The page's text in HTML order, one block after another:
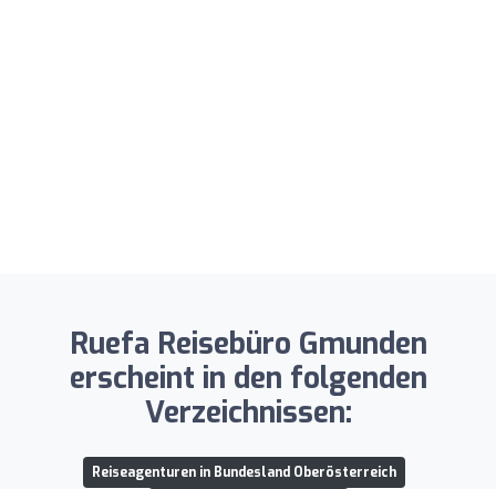
Ruefa Reisebüro Gmunden
erscheint in den folgenden
Verzeichnissen:
Reiseagenturen in Bundesland Oberösterreich